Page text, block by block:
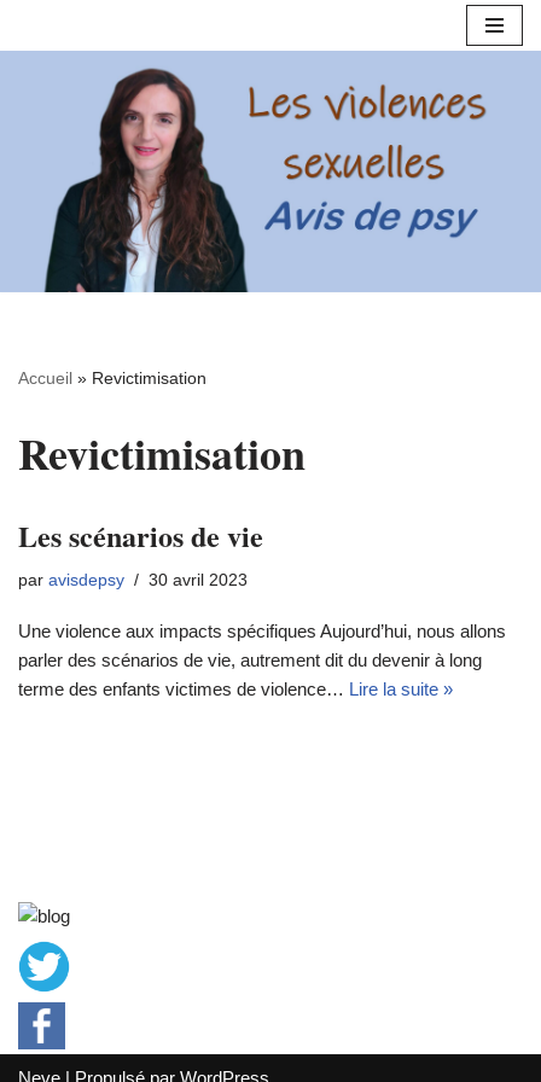
Accueil » Revictimisation
Revictimisation
Les scénarios de vie
par avisdepsy 30 avril 2023
Une violence aux impacts spécifiques Aujourd’hui, nous allons
parler des scénarios de vie, autrement dit du devenir à long
terme des enfants victimes de violence… Lire la suite »
Neve | Propulsé par WordPress